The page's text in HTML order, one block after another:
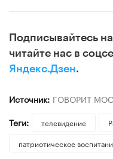
Подписывайтесь
читайте нас в
Яндекс.Дзен.
Источник: ГОВОРИТ
Теги:
телевидение
патриотическое